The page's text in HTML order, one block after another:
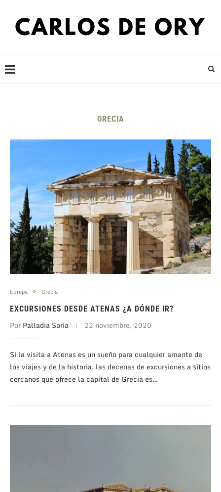
GRECIA
Europa Grecia
EXCURSIONES DESDE ATENAS ¿A DÓNDE IR?
Por Palladia Soria 22 noviembre, 2020
Si la visita a Atenas es un sueño para cualquier amante de
los viajes y de la historia, las decenas de excursiones a sitios
cercanos que ofrece la capital de Grecia es…